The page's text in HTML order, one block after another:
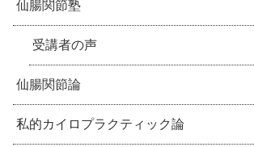
仙腸関節塾
受講者の声
仙腸関節論
私的カイロプラクティック論